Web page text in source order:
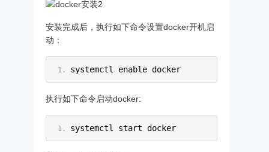
安装完成后，执行如下命令设置docker开机启
动：
systemctl enable docker
执行如下命令启动docker:
systemctl start docker